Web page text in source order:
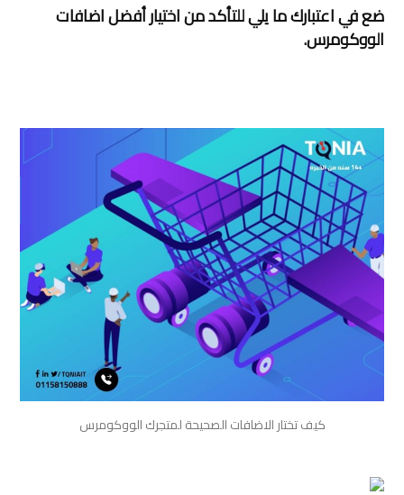
ضع في اعتبارك ما يلي للتأكد من اختيار أفضل اضافات
الووكومرس.
كيف تختار الاضافات الصحيحة لمتجرك الووكومرس